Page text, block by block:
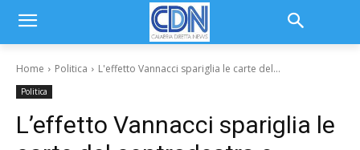
Home Politica L'effetto Vannacci spariglia le carte del...
Politica
L’effetto Vannacci spariglia le